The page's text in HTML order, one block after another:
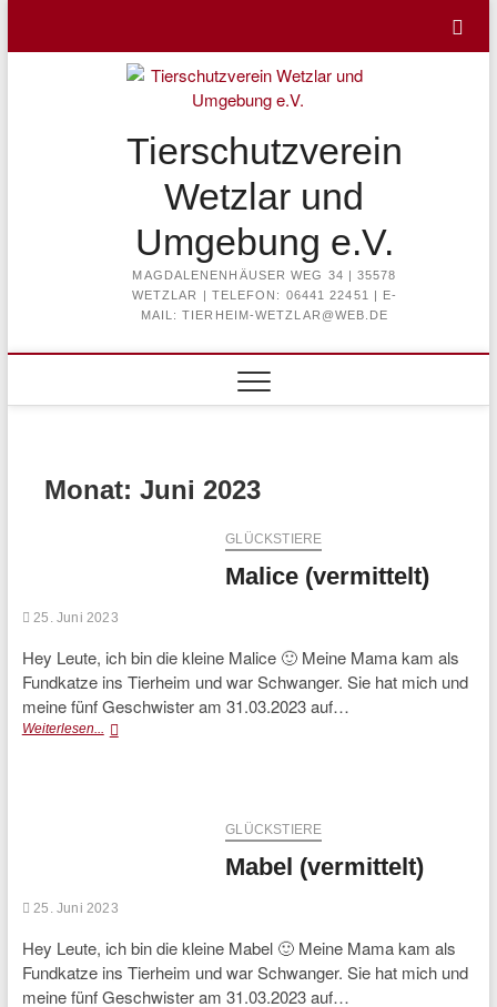
content
Tierschutzverein
Wetzlar und
Umgebung e.V.
MAGDALENENHÄUSER WEG 34 | 35578
WETZLAR | TELEFON: 06441 22451 | E-
MAIL: TIERHEIM-WETZLAR@WEB.DE
Monat: Juni 2023
GLÜCKSTIERE
Malice (vermittelt)
25. Juni 2023
Hey Leute, ich bin die kleine Malice 🙂 Meine Mama kam als
Fundkatze ins Tierheim und war Schwanger. Sie hat mich und
meine fünf Geschwister am 31.03.2023 auf…
Weiterlesen... Malice
GLÜCKSTIERE
Mabel (vermittelt)
25. Juni 2023
Hey Leute, ich bin die kleine Mabel 🙂 Meine Mama kam als
Fundkatze ins Tierheim und war Schwanger. Sie hat mich und
meine fünf Geschwister am 31.03.2023 auf…